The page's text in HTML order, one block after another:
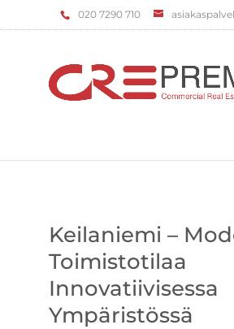
‌020 7290 710
Keilaniemi –
Toimistotilaa
Innovatiivisessa
Ympäristössä